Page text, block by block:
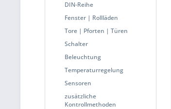
DIN-Reihe
Fenster | Rollläden
Tore | Pforten | Türen
Schalter
Beleuchtung
Temperaturregelung
Sensoren
zusätzliche
Kontrollmethoden